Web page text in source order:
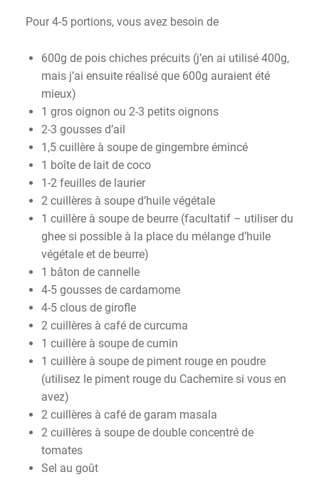
Pour 4-5 portions, vous avez besoin de
600g de pois chiches précuits (j’en ai utilisé 400g,
mais j’ai ensuite réalisé que 600g auraient été
mieux)
1 gros oignon ou 2-3 petits oignons
2-3 gousses d’ail
1,5 cuillère à soupe de gingembre émincé
1 boîte de lait de coco
1-2 feuilles de laurier
2 cuillères à soupe d’huile végétale
1 cuillère à soupe de beurre (facultatif – utiliser du
ghee si possible à la place du mélange d’huile
végétale et de beurre)
1 bâton de cannelle
4-5 gousses de cardamome
4-5 clous de girofle
2 cuillères à café de curcuma
1 cuillère à soupe de cumin
1 cuillère à soupe de piment rouge en poudre
(utilisez le piment rouge du Cachemire si vous en
avez)
2 cuillères à café de garam masala
2 cuillères à soupe de double concentré de
tomates
Sel au goût